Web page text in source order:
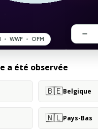
a été observée
🇧🇪Belgique
🇳🇱Pays-Bas